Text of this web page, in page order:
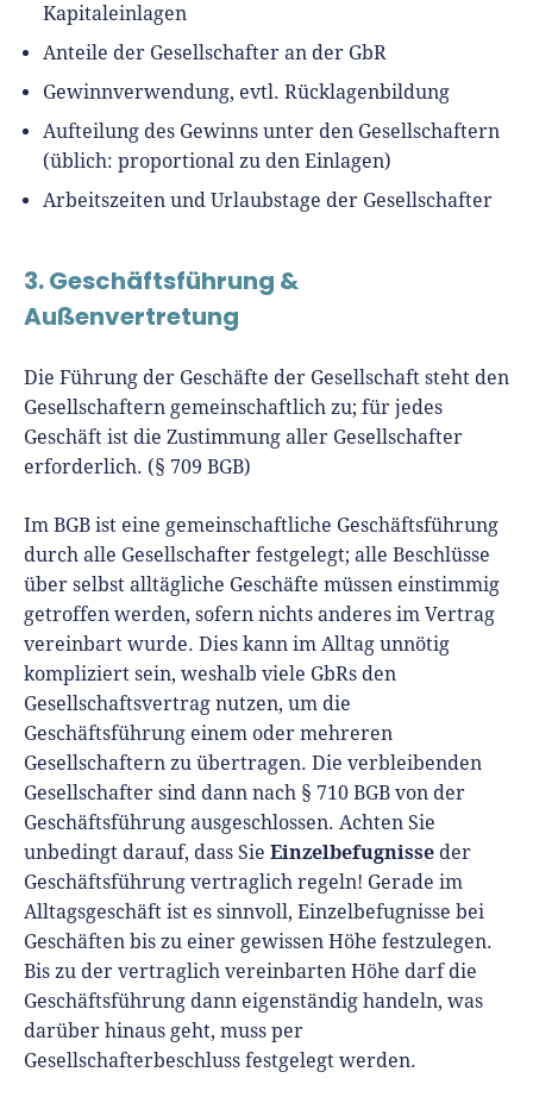
Kapitaleinlagen
Anteile der Gesellschafter an der GbR
Gewinnverwendung, evtl. Rücklagenbildung
Aufteilung des Gewinns unter den Gesellschaftern
(üblich: proportional zu den Einlagen)
Arbeitszeiten und Urlaubstage der Gesellschafter
3. Geschäftsführung &
Außenvertretung
Die Führung der Geschäfte der Gesellschaft steht den
Gesellschaftern gemeinschaftlich zu; für jedes
Geschäft ist die Zustimmung aller Gesellschafter
erforderlich. (§ 709 BGB)
Im BGB ist eine gemeinschaftliche Geschäftsführung
durch alle Gesellschafter festgelegt; alle Beschlüsse
über selbst alltägliche Geschäfte müssen einstimmig
getroffen werden, sofern nichts anderes im Vertrag
vereinbart wurde. Dies kann im Alltag unnötig
kompliziert sein, weshalb viele GbRs den
Gesellschaftsvertrag nutzen, um die
Geschäftsführung einem oder mehreren
Gesellschaftern zu übertragen. Die verbleibenden
Gesellschafter sind dann nach § 710 BGB von der
Geschäftsführung ausgeschlossen. Achten Sie
unbedingt darauf, dass Sie Einzelbefugnisse der
Geschäftsführung vertraglich regeln! Gerade im
Alltagsgeschäft ist es sinnvoll, Einzelbefugnisse bei
Geschäften bis zu einer gewissen Höhe festzulegen.
Bis zu der vertraglich vereinbarten Höhe darf die
Geschäftsführung dann eigenständig handeln, was
darüber hinaus geht, muss per
Gesellschafterbeschluss festgelegt werden.